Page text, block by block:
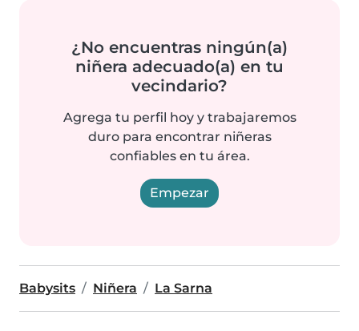
¿No encuentras ningún(a)
niñera adecuado(a) en tu
vecindario?
Agrega tu perfil hoy y trabajaremos
duro para encontrar niñeras
confiables en tu área.
Empezar
Babysits Niñera La Sarna